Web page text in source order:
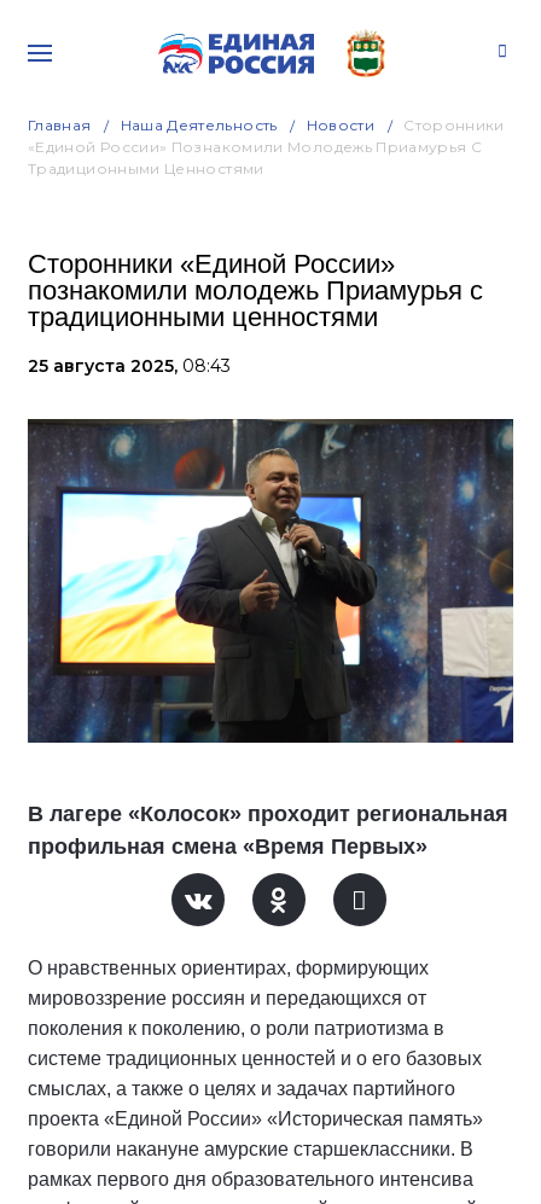
Главная Наша Деятельность Новости
Сторонники
«Единой России» Познакомили Молодежь Приамурья С
Традиционными Ценностями
Сторонники «Единой России»
познакомили молодежь Приамурья с
традиционными ценностями
25 августа 2025, 08:43
В лагере «Колосок» проходит региональная
профильная смена «Время Первых»
О нравственных ориентирах, формирующих
мировоззрение россиян и передающихся от
поколения к поколению, о роли патриотизма в
системе традиционных ценностей и о его базовых
смыслах, а также о целях и задачах партийного
проекта «Единой России» «Историческая память»
говорили накануне амурские старшеклассники. В
рамках первого дня образовательного интенсива